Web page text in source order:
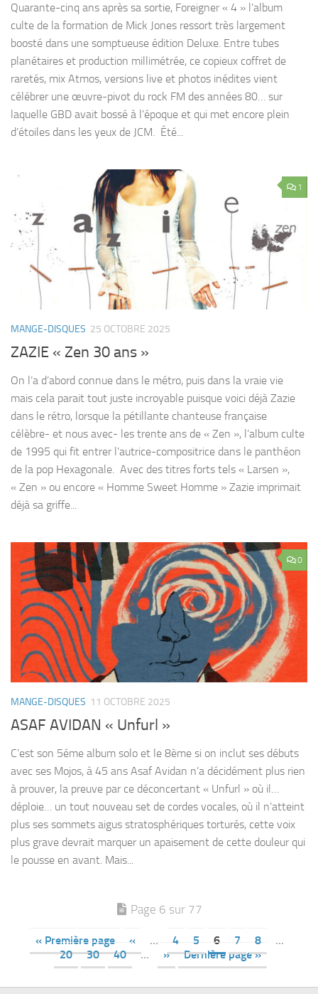
Quarante-cinq ans après sa sortie, Foreigner « 4 » l’album
culte de la formation de Mick Jones ressort très largement
boosté dans une somptueuse édition Deluxe. Entre tubes
planétaires et production millimétrée, ce copieux coffret de
raretés, mix Atmos, versions live et photos inédites vient
célébrer une œuvre-pivot du rock FM des années 80… sur
laquelle GBD avait bossé à l’époque et qui met encore plein
d’étoiles dans les yeux de JCM. Été...
1
MANGE-DISQUES 25 OCTOBRE 2025
ZAZIE « Zen 30 ans »
On l’a d’abord connue dans le métro, puis dans la vraie vie
mais cela parait tout juste incroyable puisque voici déjà Zazie
dans le rétro, lorsque la pétillante chanteuse française
célèbre- et nous avec- les trente ans de « Zen », l’album culte
de 1995 qui fit entrer l’autrice-compositrice dans le panthéon
de la pop Hexagonale. Avec des titres forts tels « Larsen »,
« Zen » ou encore « Homme Sweet Homme » Zazie imprimait
déjà sa griffe...
0
MANGE-DISQUES 11 OCTOBRE 2025
ASAF AVIDAN « Unfurl »
C’est son 5éme album solo et le 8ème si on inclut ses débuts
avec ses Mojos, à 45 ans Asaf Avidan n’a décidément plus rien
à prouver, la preuve par ce déconcertant « Unfurl » où il…
déploie… un tout nouveau set de cordes vocales, où il n’atteint
plus ses sommets aigus stratosphériques torturés, cette voix
plus grave devrait marquer un apaisement de cette douleur qui
le pousse en avant. Mais...
Page 6 sur 77
« Première page « … 4 5 6 7 8
…
20
30 40 … » Dernière page »